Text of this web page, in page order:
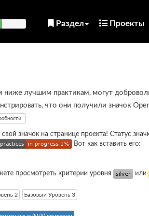
Раздел Проекты
ниже лучшим практикам, могут
что они получили значок
значок на странице проекта! Статус
Вот как вставить его:
просмотреть критерии уровня или
2 Базовый Уровень 3